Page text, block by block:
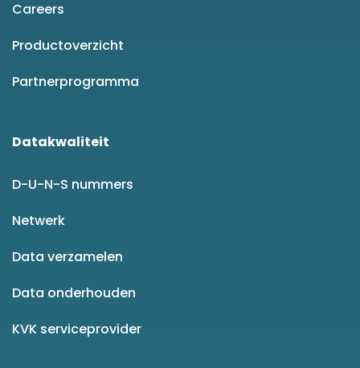
Careers
Productoverzicht
Partnerprogramma
Datakwaliteit
D-U-N-S nummers
Netwerk
Data verzamelen
Data onderhouden
KVK serviceprovider